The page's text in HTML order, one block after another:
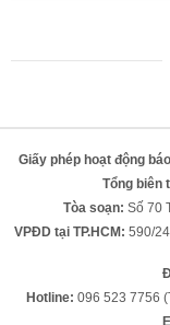
Giấy phép hoạt động
Tổng biên
Tòa soạn: Số 70
VPĐD tại TP.HCM: 590/
Hotline: 096 523 7756